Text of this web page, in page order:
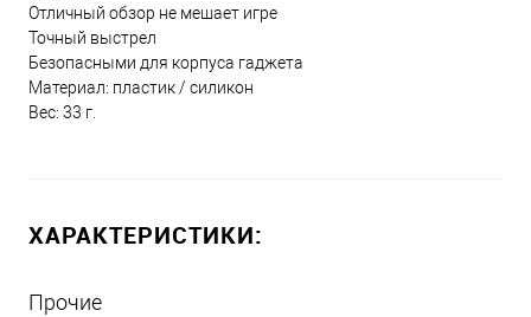
Отличный обзор не мешает игре
Точный выстрел
Безопасными для корпуса гаджета
Материал: пластик / силикон
Вес: 33 г.
ХАРАКТЕРИСТИКИ:
Прочие